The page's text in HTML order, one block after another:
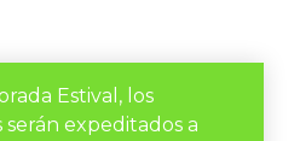
Estival, los
expeditados a